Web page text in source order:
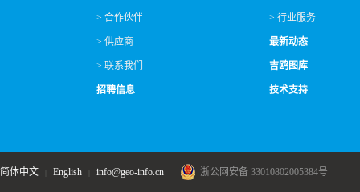
> 合作伙伴
> 供应商
> 联系我们
招聘信息
> 行业服务
最新动态
吉鸥图库
技术支持
简体中文 English info@geo-info.cn 浙公网安备 33010802005384号